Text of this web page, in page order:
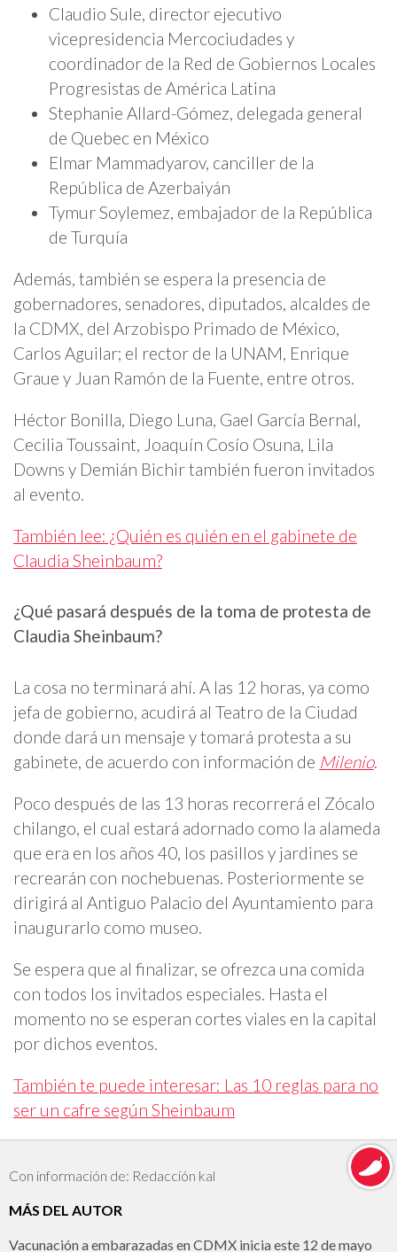
Claudio Sule, director ejecutivo
vicepresidencia Mercociudades y
coordinador de la Red de Gobiernos Locales
Progresistas de América Latina
Stephanie Allard-Gómez, delegada general
de Quebec en México
Elmar Mammadyarov, canciller de la
República de Azerbaiyán
Tymur Soylemez, embajador de la República
de Turquía
Además, también se espera la presencia de
gobernadores, senadores, diputados, alcaldes de
la CDMX, del Arzobispo Primado de México,
Carlos Aguilar; el rector de la UNAM, Enrique
Graue y Juan Ramón de la Fuente, entre otros.
Héctor Bonilla, Diego Luna, Gael García Bernal,
Cecilia Toussaint, Joaquín Cosío Osuna, Lila
Downs y Demián Bichir también fueron invitados
al evento.
También lee: ¿Quién es quién en el gabinete de
Claudia Sheinbaum?
¿Qué pasará después de la toma de protesta de
Claudia Sheinbaum?
La cosa no terminará ahí. A las 12 horas, ya como
jefa de gobierno, acudirá al Teatro de la Ciudad
donde dará un mensaje y tomará protesta a su
gabinete, de acuerdo con información de Milenio.
Poco después de las 13 horas recorrerá el Zócalo
chilango, el cual estará adornado como la alameda
que era en los años 40, los pasillos y jardines se
recrearán con nochebuenas. Posteriormente se
dirigirá al Antiguo Palacio del Ayuntamiento para
inaugurarlo como museo.
Se espera que al finalizar, se ofrezca una comida
con todos los invitados especiales. Hasta el
momento no se esperan cortes viales en la capital
por dichos eventos.
También te puede interesar: Las 10 reglas para no
ser un cafre según Sheinbaum
Con información de: Redacción kal
MÁS DEL AUTOR
Vacunación a embarazadas en CDMX inicia este 12 de mayo